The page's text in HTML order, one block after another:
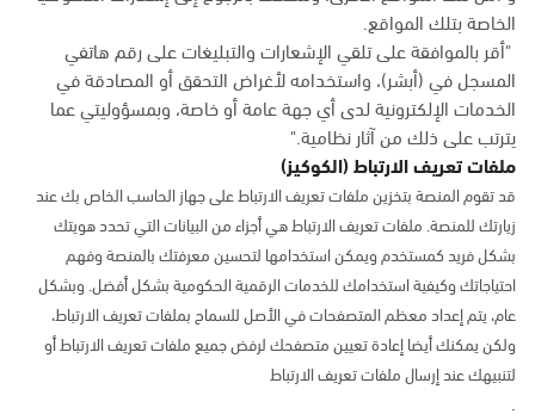
الخاصة بتلك المواقع.
"أقر بالموافقة على تلقي الإشعارات والتبليغات على رقم هاتفي
المسجل في (أبشر)، واستخدامه لأغراض التحقق أو المصادقة في
الخدمات الإلكترونية لدى أي جهة عامة أو خاصة، وبمسؤوليتي عما
يترتب على ذلك من آثار نظامية."
ملفات تعريف الارتباط (الكوكيز)
قد تقوم المنصة بتخزين ملفات تعريف الارتباط على جهاز الحاسب الخاص بك عند
زيارتك للمنصة. ملفات تعريف الارتباط هي أجزاء من البيانات التي تحدد هويتك
بشكل فريد كمستخدم ويمكن استخدامها لتحسين معرفتك بالمنصة وفهم
احتياجاتك وكيفية استخدامك للخدمات الرقمية الحكومية بشكل أفضل. وبشكل
عام، يتم إعداد معظم المتصفحات في الأصل للسماح بملفات تعريف الارتباط،
ولكن يمكنك أيضا إعادة تعيين متصفحك لرفض جميع ملفات تعريف الارتباط أو
لتنبيهك عند إرسال ملفات تعريف الارتباط
.